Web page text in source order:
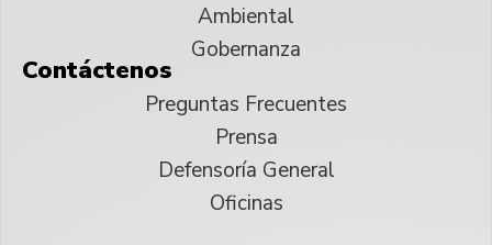
Ambiental
Gobernanza
Contáctenos
Preguntas Frecuentes
Prensa
Defensoría General
Oficinas